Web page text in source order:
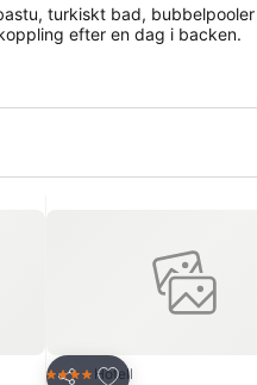
turkiskt bad,
efter en dag i backen.
Lägg till i Mina
4 StjärnorHotell